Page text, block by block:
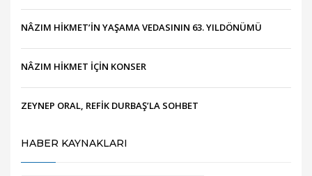
NÂZIM HİKMET’İN YAŞAMA VEDASININ 63. YILDÖNÜMÜ
NÂZIM HİKMET İÇİN KONSER
ZEYNEP ORAL, REFİK DURBAŞ’LA SOHBET
HABER KAYNAKLARI